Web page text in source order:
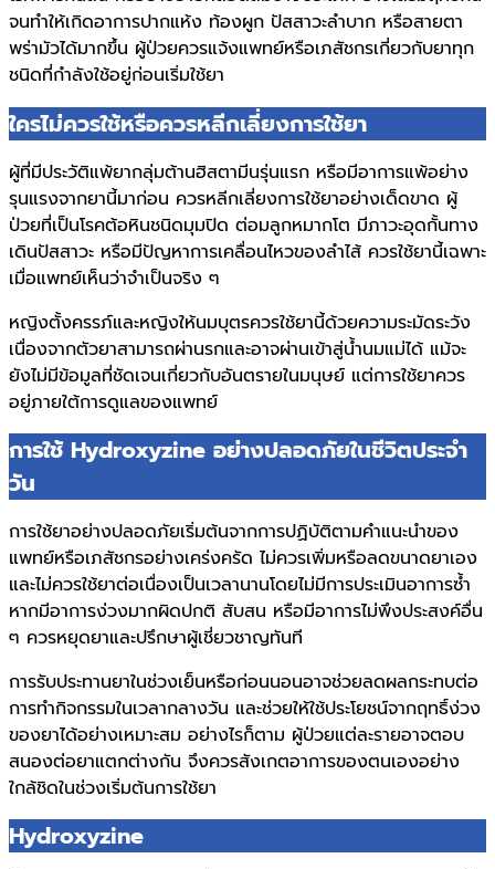
จนทำให้เกิดอาการปากแห้ง ท้องผูก ปัสสาวะลำบาก หรือสายตา
พร่ามัวได้มากขึ้น ผู้ป่วยควรแจ้งแพทย์หรือเภสัชกรเกี่ยวกับยาทุก
ชนิดที่กำลังใช้อยู่ก่อนเริ่มใช้ยา
ใครไม่ควรใช้หรือควรหลีกเลี่ยงการใช้ยา
ผู้ที่มีประวัติแพ้ยากลุ่มต้านฮิสตามีนรุ่นแรก หรือมีอาการแพ้อย่าง
รุนแรงจากยานี้มาก่อน ควรหลีกเลี่ยงการใช้ยาอย่างเด็ดขาด ผู้
ป่วยที่เป็นโรคต้อหินชนิดมุมปิด ต่อมลูกหมากโต มีภาวะอุดกั้นทาง
เดินปัสสาวะ หรือมีปัญหาการเคลื่อนไหวของลำไส้ ควรใช้ยานี้เฉพาะ
เมื่อแพทย์เห็นว่าจำเป็นจริง ๆ
หญิงตั้งครรภ์และหญิงให้นมบุตรควรใช้ยานี้ด้วยความระมัดระวัง
เนื่องจากตัวยาสามารถผ่านรกและอาจผ่านเข้าสู่น้ำนมแม่ได้ แม้จะ
ยังไม่มีข้อมูลที่ชัดเจนเกี่ยวกับอันตรายในมนุษย์ แต่การใช้ยาควร
อยู่ภายใต้การดูแลของแพทย์
การใช้ Hydroxyzine อย่างปลอดภัยในชีวิตประจำ
วัน
การใช้ยาอย่างปลอดภัยเริ่มต้นจากการปฏิบัติตามคำแนะนำของ
แพทย์หรือเภสัชกรอย่างเคร่งครัด ไม่ควรเพิ่มหรือลดขนาดยาเอง
และไม่ควรใช้ยาต่อเนื่องเป็นเวลานานโดยไม่มีการประเมินอาการซ้ำ
หากมีอาการง่วงมากผิดปกติ สับสน หรือมีอาการไม่พึงประสงค์อื่น
ๆ ควรหยุดยาและปรึกษาผู้เชี่ยวชาญทันที
การรับประทานยาในช่วงเย็นหรือก่อนนอนอาจช่วยลดผลกระทบต่อ
การทำกิจกรรมในเวลากลางวัน และช่วยให้ใช้ประโยชน์จากฤทธิ์ง่วง
ของยาได้อย่างเหมาะสม อย่างไรก็ตาม ผู้ป่วยแต่ละรายอาจตอบ
สนองต่อยาแตกต่างกัน จึงควรสังเกตอาการของตนเองอย่าง
ใกล้ชิดในช่วงเริ่มต้นการใช้ยา
Hydroxyzine